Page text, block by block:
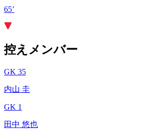
65’
控えメンバー
GK 35
内山 圭
GK 1
田中 悠也